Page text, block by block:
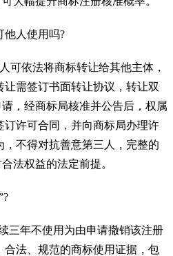
他人使用吗?
可依法将商标转让给其他主体，
需签订书面转让协议，转让双
，经商标局核准并公告后，权属
订许可合同，并向商标局办理许
不得对抗善意第三人，完整的
法权益的法定前提。
三年不使用为由申请撤销该注册
法、规范的商标使用证据，包